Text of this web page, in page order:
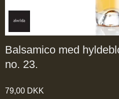
Balsamico med
no. 23.
79,00 DKK